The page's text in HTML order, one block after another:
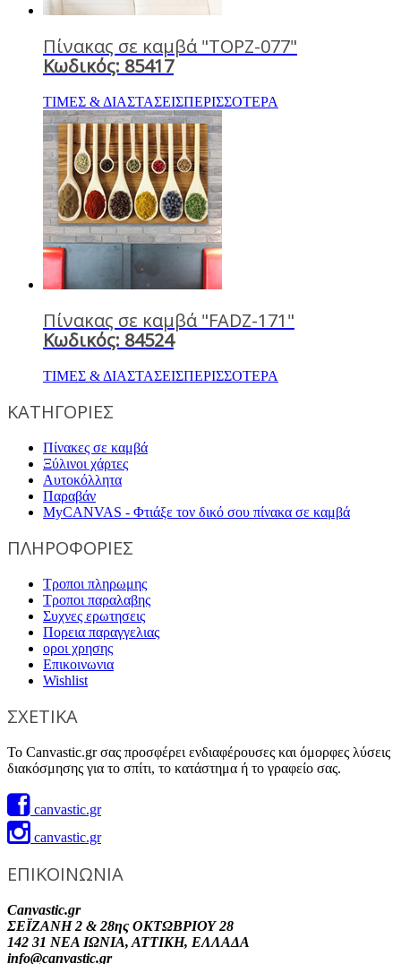
Πίνακας σε καμβά "TOPZ-077"
Κωδικός: 85417
ΤΙΜΕΣ & ΔΙΑΣΤΑΣΕΙΣΠΕΡΙΣΣΟΤΕΡΑ
Πίνακας σε καμβά "FADZ-171"
Κωδικός: 84524
ΤΙΜΕΣ & ΔΙΑΣΤΑΣΕΙΣΠΕΡΙΣΣΟΤΕΡΑ
ΚΑΤΗΓΟΡΙΕΣ
Πίνακες σε καμβά
Ξύλινοι χάρτες
Αυτοκόλλητα
Παραβάν
MyCANVAS - Φτιάξε τον δικό σου πίνακα σε καμβά
ΠΛΗΡΟΦΟΡΙΕΣ
Τροποι πληρωμης
Τροποι παραλαβης
Συχνες ερωτησεις
Πορεια παραγγελιας
οροι χρησης
Επικοινωνια
Wishlist
ΣΧΕΤΙΚΑ
Το Canvastic.gr σας προσφέρει ενδιαφέρουσες και όμορφες λύσεις
διακόσμησης για το σπίτι, το κατάστημα ή το γραφείο σας.
canvastic.gr
canvastic.gr
ΕΠΙΚΟΙΝΩΝΙΑ
Canvastic.gr
ΣΕΪΖΑΝΗ 2 & 28ης ΟΚΤΩΒΡΙΟΥ 28
142 31 ΝΕΑ ΙΩΝΙΑ, ΑΤΤΙΚΗ, ΕΛΛΑΔΑ
info@canvastic.gr